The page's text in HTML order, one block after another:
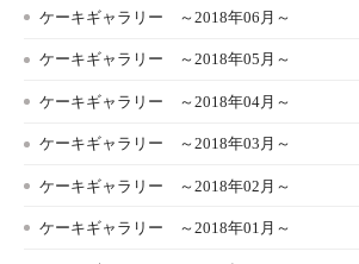
ケーキギャラリー ～2018年06月～
ケーキギャラリー ～2018年05月～
ケーキギャラリー ～2018年04月～
ケーキギャラリー ～2018年03月～
ケーキギャラリー ～2018年02月～
ケーキギャラリー ～2018年01月～